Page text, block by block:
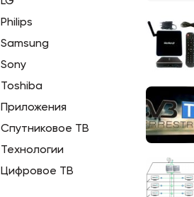
Philips
Samsung
Sony
Toshiba
Приложения
Спутниковое ТВ
Технологии
Цифровое ТВ